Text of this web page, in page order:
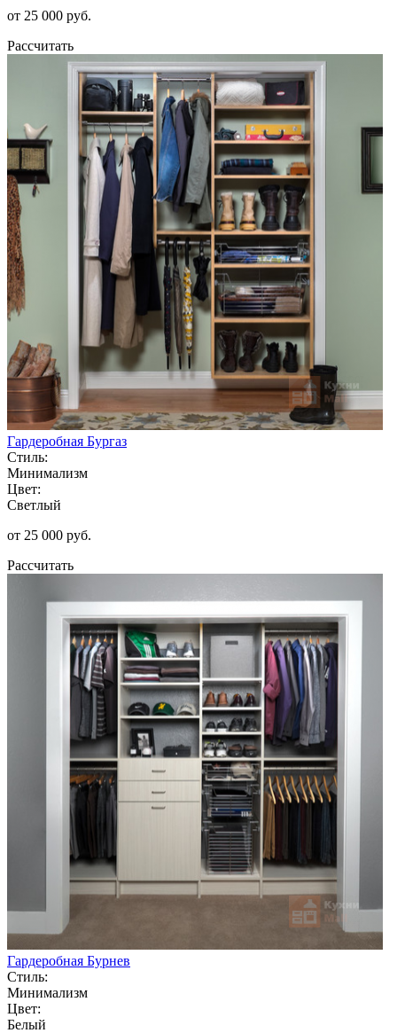
от 25 000 руб.
Рассчитать
Гардеробная Бургаз
Стиль:
Минимализм
Цвет:
Светлый
от 25 000 руб.
Рассчитать
Гардеробная Бурнев
Стиль:
Минимализм
Цвет:
Белый